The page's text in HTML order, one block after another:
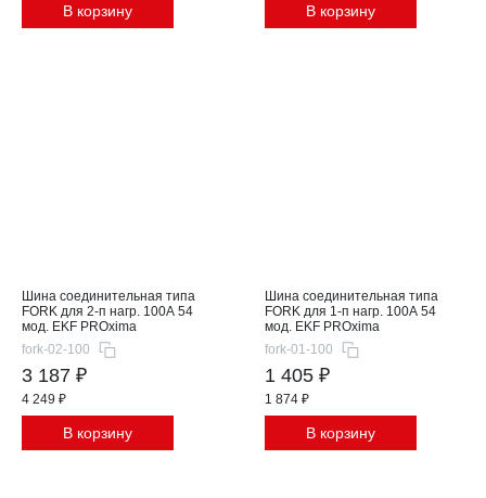
В корзину В корзину
Шина соединительная типа
FORK для 2-п нагр. 100А 54
мод. EKF PROxima
fork-02-100
3 187 ₽
4 249 ₽
В корзину
Шина соединительная типа
FORK для 1-п нагр. 100А 54
мод. EKF PROxima
fork-01-100
1 405 ₽
1 874 ₽
В корзину